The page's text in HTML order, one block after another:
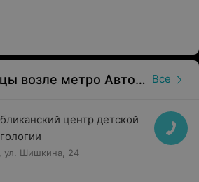
Детские больницы возле метро Автозаводская в Минске Все
центр детской
ул. Шишкина, 24